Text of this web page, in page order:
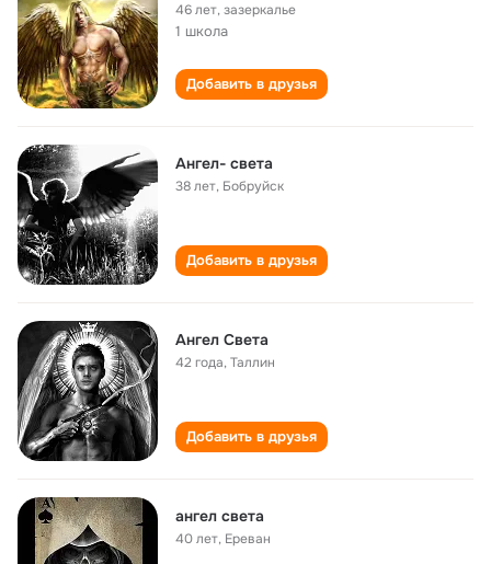
46 лет,зазеркалье
1 школа
Добавить в друзья
Ангел- света
38 лет, Бобруйск
Добавить в друзья
Ангел Света
42 года,Таллин
Добавить в друзья
ангел света
40 лет, Ереван